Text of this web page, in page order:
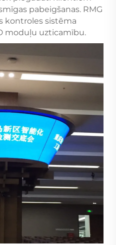
pabeigšanas. RMG
kontroles sistēma
moduļu uzticamību.